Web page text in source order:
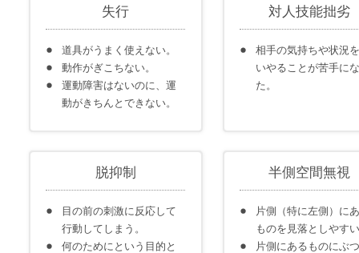
失行
道具がうまく使えない。
動作がぎこちない。
運動障害はないのに、運
動がきちんとできない。
対人技能拙劣
相手の気持ちや状況
いやることが苦手に
た。
脱抑制
目の前の刺激に反応して
行動してしまう。
何のためにという目的と
半側空間無視
片側（特に左側）に
ものを見落としやす
片側にあるものにぶ